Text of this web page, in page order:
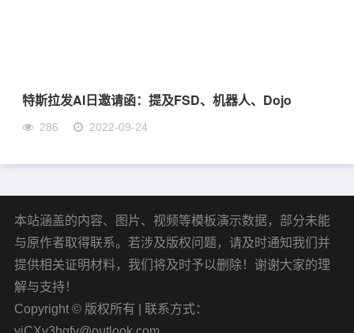
特斯拉发AI日邀请函：提及FSD、机器人、Dojo
286 2022-09-24
本站涵盖的内容、图片、视频等模板演示数据，部分未能
与原作者取得联系。若涉及版权问题，请及时通知我们并
提供相关证明材料，我们将及时予以删除！谢谢大家的理
解与支持！
Copyright © 版权所有 | 联系方式：